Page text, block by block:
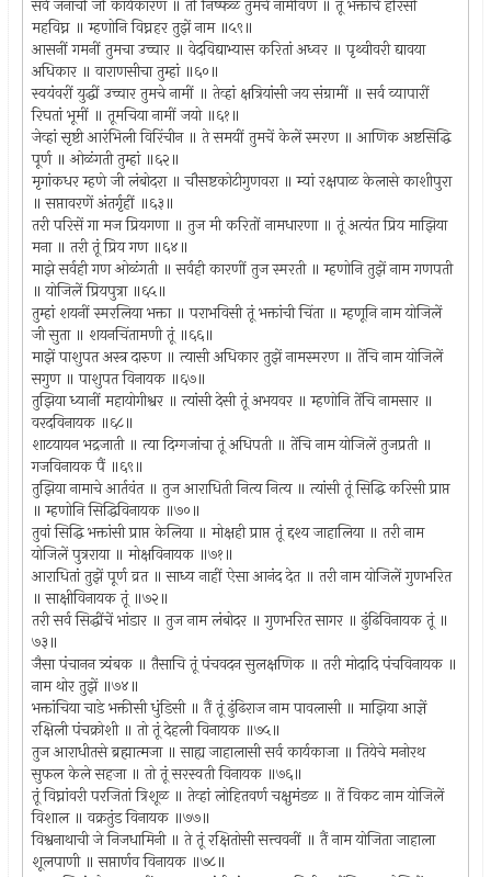
सर्व जनांचीं जीं कार्यकारण ॥ तीं निष्फळ तुमचे नामेंविण ॥ तूं भक्तांचें हरिसी
महविघ्न ॥ म्हणोनि विघ्नहर तुझें नाम ॥५९॥
आसनीं गमनीं तुमचा उच्चार ॥ वेदविद्याभ्यास करितां अध्वर ॥ पृथ्वीवरी द्यावया
अधिकार ॥ वाराणसीचा तुम्हां ॥६०॥
स्वयंवरीं युद्धीं उच्चार तुमचे नामीं ॥ तेव्हां क्षत्रियांसी जय संग्रामीं ॥ सर्व व्यापारीं
रिघतां भूमीं ॥ तूमचिया नामीं जयो ॥६१॥
जेव्हां सृष्टी आरंभिली विरिंचीन ॥ ते समयीं तुमचें केलें स्मरण ॥ आणिक अष्टसिद्धि
पूर्ण ॥ ओळंगती तुम्हां ॥६२॥
मृगांकधर म्हणे जी लंबोदरा ॥ चौसष्टकोटीगुणवरा ॥ म्यां रक्षपाळ केलासे काशीपुरा
॥ सप्तावरणें अंतर्गृहीं ॥६३॥
तरी परिसें गा मज प्रियगणा ॥ तुज मी करितों नामधारणा ॥ तूं अत्यंत प्रिय माझिया
मना ॥ तरी तूं प्रिय गण ॥६४॥
माझे सर्वही गण ओळंगती ॥ सर्वही कारणीं तुज स्मरती ॥ म्हणोनि तुझें नाम गणपती
॥ योजिलें प्रियपुत्रा ॥६५॥
तुम्हां शयनीं स्मरलिया भक्ता ॥ पराभविसी तूं भक्तांची चिंता ॥ म्हणूनि नाम योजिलें
जी सुता ॥ शयनचिंतामणी तूं ॥६६॥
माझें पाशुपत अस्त्र दारुण ॥ त्यासी अधिकार तुझें नामस्मरण ॥ तेंचि नाम योजिलें
सगुण ॥ पाशुपत विनायक ॥६७॥
तुझिया ध्यानीं महायोगीश्वर ॥ त्यांसी देसी तूं अभयवर ॥ म्हणोनि तेंचि नामसार ॥
वरदविनायक ॥६८॥
शाटयायन भद्रजाती ॥ त्या दिग्गजांचा तूं अधिपती ॥ तेंचि नाम योजिलें तुजप्रती ॥
गजविनायक पैं ॥६९॥
तुझिया नामाचे आर्तवंत ॥ तुज आराधिती नित्य नित्य ॥ त्यांसी तूं सिद्धि करिसी प्राप्त
॥ म्हणोनि सिद्धिविनायक ॥७०॥
तुवां सिद्धि भक्तांसी प्राप्त केलिया ॥ मोक्षही प्राप्त तूं द्दश्य जाहालिया ॥ तरी नाम
योजिलें पुत्रराया ॥ मोक्षविनायक ॥७१॥
आराधितां तुझें पूर्ण व्रत ॥ साध्य नाहीं ऐसा आनंद देत ॥ तरी नाम योजिलें गुणभरित
॥ साक्षीविनायक तूं ॥७२॥
तरी सर्व सिद्धींचें भांडार ॥ तुज नाम लंबोदर ॥ गुणभरित सागर ॥ ढुंढिविनायक तूं ॥
७३॥
जैसा पंचानन त्र्यंबक ॥ तैसाचि तूं पंचवदन सुलक्षणिक ॥ तरी मोदादि पंचविनायक ॥
नाम थोर तुझें ॥७४॥
भक्तांचिया चाडे भक्तीसी धुंडिसी ॥ तैं तूं ढुंढिराज नाम पावलासी ॥ माझिया आज्ञें
रक्षिली पंचक्रोशी ॥ तो तूं देहली विनायक ॥७५॥
तुज आराधीतसे ब्रह्मात्मजा ॥ साह्य जाहालासी सर्व कार्यकाजा ॥ तियेचे मनोरथ
सुफल केले सहजा ॥ तो तूं सरस्वती विनायक ॥७६॥
तूं विघ्नांवरी परजितां त्रिशूळ ॥ तेव्हां लोहितवर्ण चक्षुमंडळ ॥ तें विकट नाम योजिलें
विशाल ॥ वक्रतुंड विनायक ॥७७॥
विश्वनाथाची जे निजधामिनी ॥ ते तूं रक्षितोसी सत्त्ववनीं ॥ तैं नाम योजिता जाहाला
शूलपाणी ॥ सप्तार्णव विनायक ॥७८॥